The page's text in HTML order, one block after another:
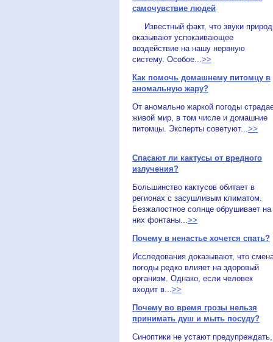
самочувствие людей
Известный факт, что звуки
оказывают успокаивающее
воздействие на нашу нервную
систему. Особое...>>
Как помочь домашнему питомцу в
аномальную жару?
От аномально жаркой погоды
живой мир, в том числе и домашние
питомцы. Эксперты советуют...>>
Спасают ли кактусы от вредного
излучения?
Большинство кактусов обитает в
регионах с засушливым климатом.
Безжалостное солнце обрушивает на
них фонтаны...>>
Почему в ненастье хочется спать?
Исследования доказывают, что
погоды редко влияет на здоровый
организм. Однако, если человек
входит в...>>
Почему во время грозы нельзя
принимать душ и мыть посуду?
Синоптики не устают предупреждать,